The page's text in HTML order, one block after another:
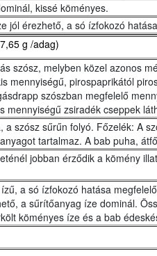
kissé köményes.
jól érezhető, a só ízfokozó
g /adag)
szósz, melyben közel azonos
mennyiségű, pirospaprikától
szószban megfelelő
mennyiségű zsiradék cseppek
a szósz sűrűn folyó. Főzelék: A
tartalmaz. A bab puha,
jobban érződik a kömény
a só ízfokozó hatása
a sűrítőanyag íze dominál.
köményes íze és a bab